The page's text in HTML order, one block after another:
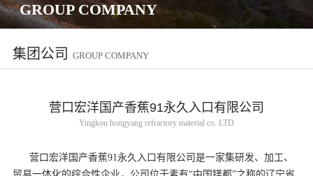
GROUP COMPANY
集团公司 GROUP COMPANY
营口宏洋国产香蕉91永久入口有限公司
Yingkou hongyang refractory material co. LTD
营口宏洋国产香蕉91永久入口有限公司是一家集研发、加工、